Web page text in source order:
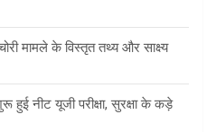
मामले के विस्तृत तथ्य और साक्ष्य
नीट यूजी परीक्षा, सुरक्षा के कड़े